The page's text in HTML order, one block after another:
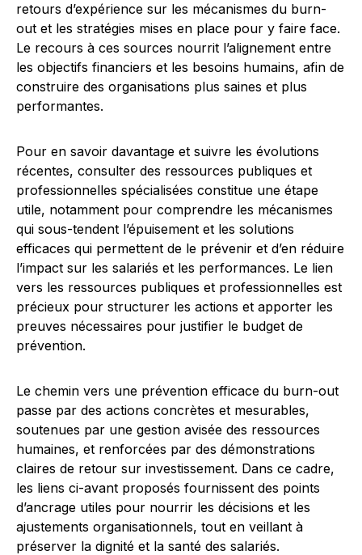
retours d’expérience sur les mécanismes du burn-
out et les stratégies mises en place pour y faire face.
Le recours à ces sources nourrit l’alignement entre
les objectifs financiers et les besoins humains, afin de
construire des organisations plus saines et plus
performantes.
Pour en savoir davantage et suivre les évolutions
récentes, consulter des ressources publiques et
professionnelles spécialisées constitue une étape
utile, notamment pour comprendre les mécanismes
qui sous-tendent l’épuisement et les solutions
efficaces qui permettent de le prévenir et d’en réduire
l’impact sur les salariés et les performances. Le lien
vers les ressources publiques et professionnelles est
précieux pour structurer les actions et apporter les
preuves nécessaires pour justifier le budget de
prévention.
Le chemin vers une prévention efficace du burn-out
passe par des actions concrètes et mesurables,
soutenues par une gestion avisée des ressources
humaines, et renforcées par des démonstrations
claires de retour sur investissement. Dans ce cadre,
les liens ci-avant proposés fournissent des points
d’ancrage utiles pour nourrir les décisions et les
ajustements organisationnels, tout en veillant à
préserver la dignité et la santé des salariés.